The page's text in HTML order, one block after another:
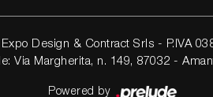
Design & Contract Srls - P.IVA
Via Margherita, n. 149, 87032 -
Powered by